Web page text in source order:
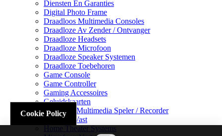
Diensten En Garanties
Digital Photo Frame
Draadloos Multimedia Consoles
Draadloze Av Zender / Ontvanger
Draadloze Headsets
Draadloze Microfoon
Draadloze Speaker Systemen
Draadloze Toebehoren
Game Console
Game Controller
Gaming Accessoires
Geluidskaarten
Handheld Multimedia Speler / Recorder
Headsets Vast
Home Theater Systems
Cookie Policy